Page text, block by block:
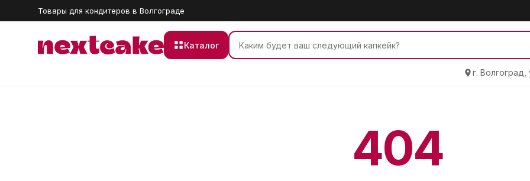
Товары для кондитеров в Волгограде
Каталог
г.
404